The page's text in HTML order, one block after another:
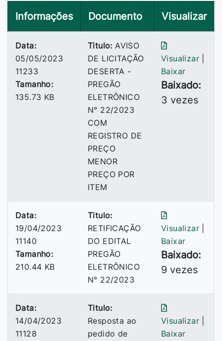
Informações Documento Visualizar
Data:
05/05/2023
11233
Tamanho:
135.73 KB
Titulo: AVISO
DE LICITAÇÃO
DESERTA -
PREGÃO
ELETRÔNICO
N° 22/2023
COM
REGISTRO DE
PREÇO
MENOR
PREÇO POR
ITEM
Visualizar
Baixar
Baixado:
3 vezes
Data:
19/04/2023
11140
Tamanho:
210.44 KB
Titulo:
RETIFICAÇÃO
DO EDITAL
PREGÃO
ELETRÔNICO
N° 22/2023
Visualizar
Baixar
Baixado:
9 vezes
Data:
14/04/2023
11128
Titulo:
Resposta ao
pedido de
Visualizar
Baixar